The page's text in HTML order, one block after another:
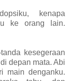
kenapa
ke orang lain.
kesegeraan
depan mata. Abi
main denganku.